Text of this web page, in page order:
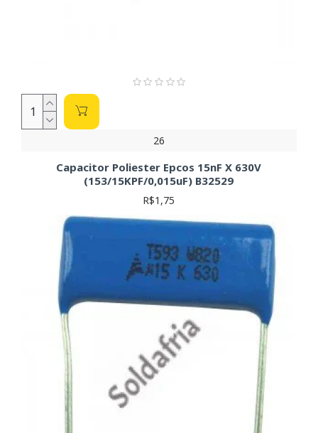
26
Capacitor Poliester Epcos 15nF X 630V
(153/15KPF/0,015uF) B32529
R$1,75